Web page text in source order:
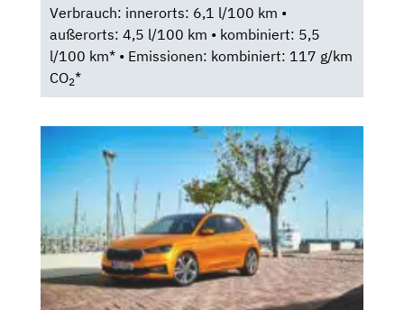
Verbrauch: innerorts: 6,1 l/100 km •
außerorts: 4,5 l/100 km • kombiniert: 5,5
l/100 km* • Emissionen: kombiniert: 117 g/km
CO2*